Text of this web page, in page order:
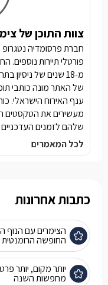
צוות התוכן של
חברת פרסומדיה
מ-18 שנים של
של האתר מונה כותבי
ענף האירוח הישראלי.
מעשירים את הטקסטים
שלהם לזמנים
לכל המאמרים
כתבות אחרונות
הצימרים עם הנוף
החופשה
יותר מקום, יותר
מחפשות השנה